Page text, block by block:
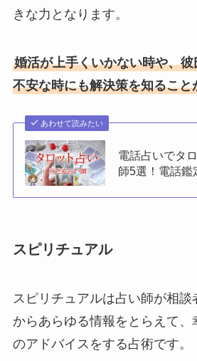
きな力となります。
婚活が上手くいかない時や、
不安な時にも解決策を知ること
あわせて読みたい
電話占いでタ
師5選！電話鑑
スピリチュアル
スピリチュアルは占い師が相談
からあらゆる情報をとらえて、
のアドバイスをする占術です。